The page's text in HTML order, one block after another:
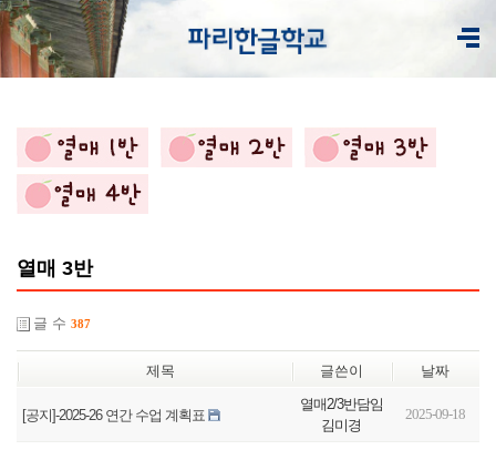
열매 3반
글 수 387
제목 글쓴이 날짜
[공지]-2025-26 연간 수업 계획표
열매2/3반담임
김미경
2025-09-18